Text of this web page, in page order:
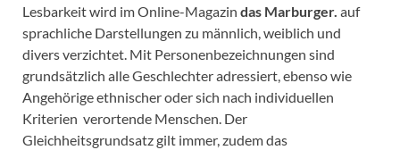
Lesbarkeit wird im Online-Magazin das Marburger. auf
sprachliche Darstellungen zu männlich, weiblich und
divers verzichtet. Mit Personenbezeichnungen sind
grundsätzlich alle Geschlechter adressiert, ebenso wie
Angehörige ethnischer oder sich nach individuellen
Kriterien verortende Menschen. Der
Gleichheitsgrundsatz gilt immer, zudem das